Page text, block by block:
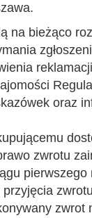
na bieżąco
oraz
zwrotu